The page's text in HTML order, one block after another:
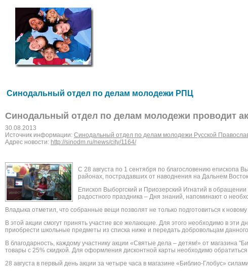
Синодальный отдел по делам молодежи РПЦ
Синодальный отдел по делам молодежи проводит
30.08.2013
Источник информации: Синодальный отдел по делам молодежи Русской
Адрес новости: http://sinodm.ru/news/city/1164/
С 28 августа по 1 сентября по благословению епископа
районах, пострадавших от наводнения на Дальнем
Епископ Выборгский и Приозерский Игнатий в
радостного праздника – Дня знаний, напоминают о
Владыка отметил, что собранные вещи позволят не только подготовиться к
В этой акции смогут принять участие все желающие. Для этого необходимо в эти
приобрести школьные предметы из списка ниже и передать добровольцам
В благодарность, каждому участнику акции «Святые дела – детям!» от магазина
товары с 25% скидкой. Для оформления дисконтной карты необходимо обратиться
28 августа в первый день акции за четыре часа в магазине «Библио-Глобус»